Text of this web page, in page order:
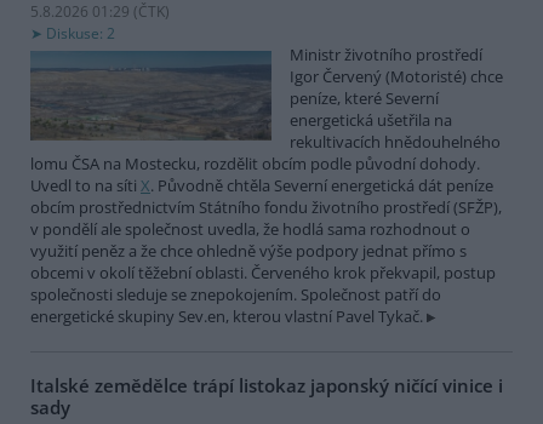
5.8.2026 01:29 (ČTK)
Diskuse: 2
Ministr životního prostředí
Igor Červený (Motoristé) chce
peníze, které Severní
energetická ušetřila na
rekultivacích hnědouhelného
lomu ČSA na Mostecku, rozdělit obcím podle původní dohody.
Uvedl to na síti X. Původně chtěla Severní energetická dát peníze
obcím prostřednictvím Státního fondu životního prostředí (SFŽP),
v pondělí ale společnost uvedla, že hodlá sama rozhodnout o
využití peněz a že chce ohledně výše podpory jednat přímo s
obcemi v okolí těžební oblasti. Červeného krok překvapil, postup
společnosti sleduje se znepokojením. Společnost patří do
energetické skupiny Sev.en, kterou vlastní Pavel Tykač.
Italské zemědělce trápí listokaz japonský ničící vinice i
sady